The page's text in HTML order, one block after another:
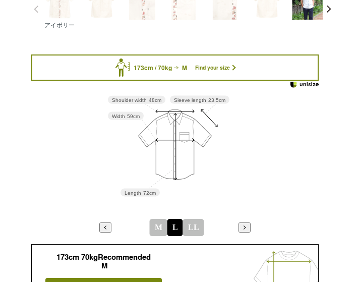
アイボリー
173cm / 70kg M Find your size
Sleeve length 23.5cm
Length 72cm
Width 59cm
Shoulder width 48cm
M L LL
173cm 70kgRecommended
M